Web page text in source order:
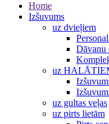
Home
Izšuvums
uz dvieļiem
Dāvanu
uz
uz gultas veļas
uz pirts lietām